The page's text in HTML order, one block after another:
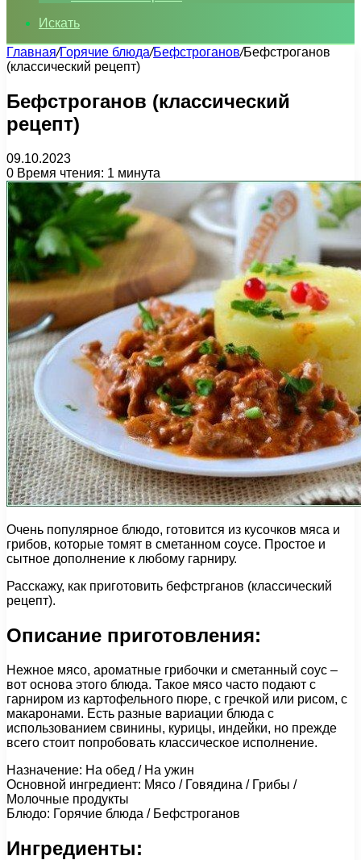
Искать
Главная/Горячие блюда/Бефстроганов/Бефстроганов
(классический рецепт)
Бефстроганов (классический
рецепт)
09.10.2023
0 Время чтения: 1 минута
Очень популярное блюдо, готовится из кусочков мяса и
грибов, которые томят в сметанном соусе. Простое и
сытное дополнение к любому гарниру.
Расскажу, как приготовить бефстрганов (классический
рецепт).
Описание приготовления:
Нежное мясо, ароматные грибочки и сметанный соус –
вот основа этого блюда. Такое мясо часто подают с
гарниром из картофельного пюре, с гречкой или рисом, с
макаронами. Есть разные вариации блюда с
использованием свинины, курицы, индейки, но прежде
всего стоит попробовать классическое исполнение.
Назначение: На обед / На ужин
Основной ингредиент: Мясо / Говядина / Грибы /
Молочные продукты
Блюдо: Горячие блюда / Бефстроганов
Ингредиенты: